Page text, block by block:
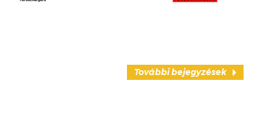
További bejegyzések